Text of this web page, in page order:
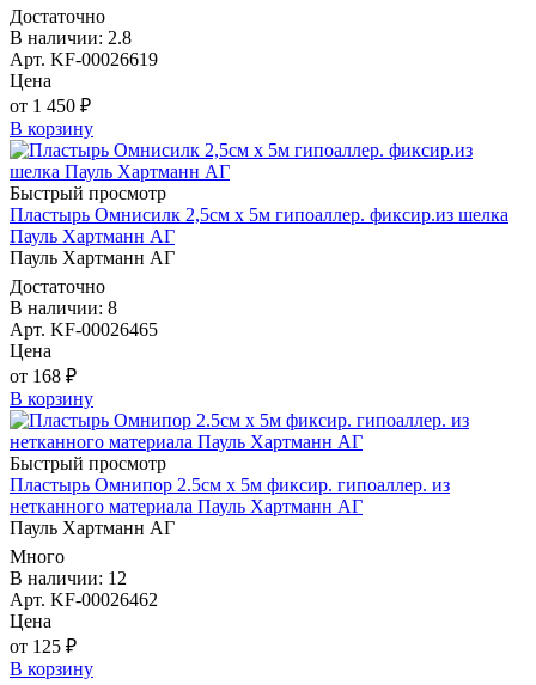
Достаточно
В наличии: 2.8
Арт. KF-00026619
Цена
от 1 450 ₽
В корзину
Быстрый просмотр
Пластырь Омнисилк 2,5см х 5м гипоаллер. фиксир.из шелка
Пауль Хартманн AГ
Пауль Хартманн AГ
Достаточно
В наличии: 8
Арт. KF-00026465
Цена
от 168 ₽
В корзину
Быстрый просмотр
Пластырь Омнипор 2.5см х 5м фиксир. гипоаллер. из
нетканного материала Пауль Хартманн AГ
Пауль Хартманн AГ
Много
В наличии: 12
Арт. KF-00026462
Цена
от 125 ₽
В корзину